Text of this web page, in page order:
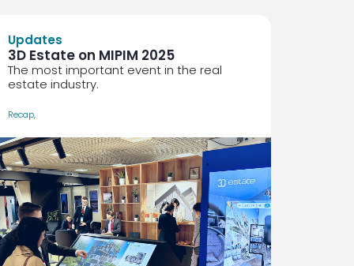
Updates
3D Estate on MIPIM 2025
The most important event in the real
estate industry.
Recap,